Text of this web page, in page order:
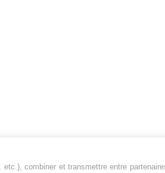
combiner et transmettre entre